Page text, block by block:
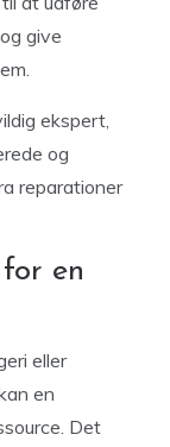
give
ekspert,
og
reparationer
en
eller
en
Det